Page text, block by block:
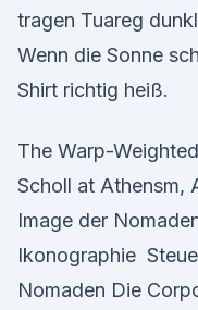
tragen Tuareg
Wenn die Sonne
Shirt richtig heiß.
The Warp-
Scholl at Athensm,
Image der
Ikonographie
Nomaden Die